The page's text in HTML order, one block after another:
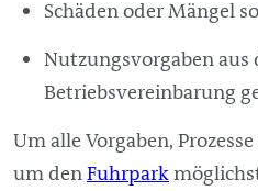
Schäden oder Mängel
Nutzungsvorgaben aus
Betriebsvereinbarung
Um alle Vorgaben,
um denFuhrpark